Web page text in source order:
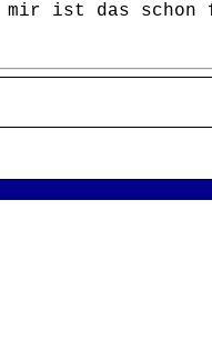
ist das schon